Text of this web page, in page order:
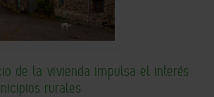
de la vivienda impulsa el interés
rurales